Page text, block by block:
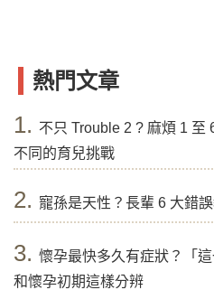
熱門文章
1. 不只 Trouble 2 ? 麻煩 1 至
不同的育兒挑戰
2. 寵孫是天性？長輩 6 大錯
3. 懷孕最快多久有症狀？「
和懷孕初期這樣分辨